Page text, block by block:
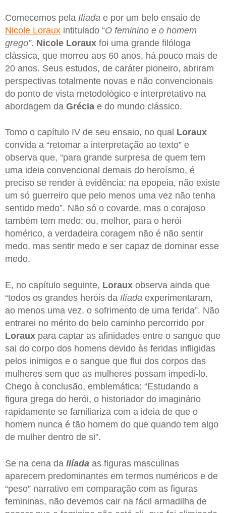
Comecemos pela Ilíada e por um belo ensaio de
Nicole Loraux intitulado “O feminino e o homem
grego”. Nicole Loraux foi uma grande filóloga
clássica, que morreu aos 60 anos, há pouco mais de
20 anos. Seus estudos, de caráter pioneiro, abriram
perspectivas totalmente novas e não convencionais
do ponto de vista metodológico e interpretativo na
abordagem da Grécia e do mundo clássico.
Tomo o capítulo IV de seu ensaio, no qual Loraux
convida a “retomar a interpretação ao texto” e
observa que, “para grande surpresa de quem tem
uma ideia convencional demais do heroísmo, é
preciso se render à evidência: na epopeia, não existe
um só guerreiro que pelo menos uma vez não tenha
sentido medo”. Não só o covarde, mas o corajoso
também tem medo; ou, melhor, para o herói
homérico, a verdadeira coragem não é não sentir
medo, mas sentir medo e ser capaz de dominar esse
medo.
E, no capítulo seguinte, Loraux observa ainda que
“todos os grandes heróis da Ilíada experimentaram,
ao menos uma vez, o sofrimento de uma ferida”. Não
entrarei no mérito do belo caminho percorrido por
Loraux para captar as afinidades entre o sangue que
sai do corpo dos homens devido às feridas infligidas
pelos inimigos e o sangue que flui dos corpos das
mulheres sem que as mulheres possam impedi-lo.
Chego à conclusão, emblemática: “Estudando a
figura grega do herói, o historiador do imaginário
rapidamente se familiariza com a ideia de que o
homem nunca é tão homem do que quando tem algo
de mulher dentro de si”.
Se na cena da Ilíada as figuras masculinas
aparecem predominantes em termos numéricos e de
“peso” narrativo em comparação com as figuras
femininas, não devemos cair na fácil armadilha de